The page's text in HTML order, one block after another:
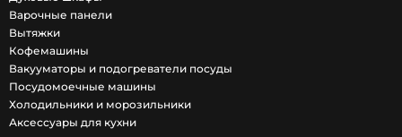
Варочные панели
Вытяжки
Кофемашины
Вакууматоры и подогреватели посуды
Посудомоечные машины
Холодильники и морозильники
Аксессуары для кухни